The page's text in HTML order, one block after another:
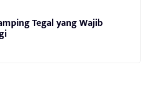
Tegal yang Wajib